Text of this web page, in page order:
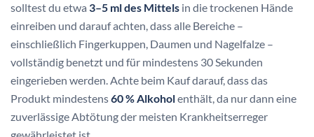
solltest du etwa 3–5 ml des Mittels in die trockenen Hände
einreiben und darauf achten, dass alle Bereiche –
einschließlich Fingerkuppen, Daumen und Nagelfalze –
vollständig benetzt und für mindestens 30 Sekunden
eingerieben werden. Achte beim Kauf darauf, dass das
Produkt mindestens60 % Alkoholenthält, da nur dann eine
zuverlässige Abtötung der meisten Krankheitserreger